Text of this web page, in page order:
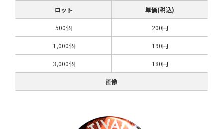
ロット 単価(税込)
500個 200円
1,000個 190円
3,000個 180円
画像